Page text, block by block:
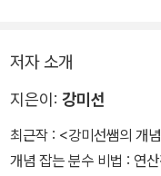
저자 소개
지은이: 강미선
최근작 : <강미선쌤의 개
개념 잡는 분수 비법 : 연